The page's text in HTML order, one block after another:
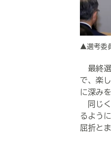
▲選考委
最終選
で、楽
に深み
同じく
るよう
屈折と